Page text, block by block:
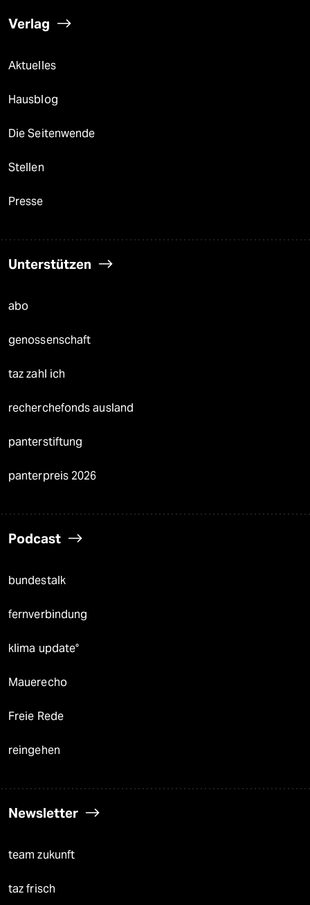
Verlag
Aktuelles
Hausblog
Die Seitenwende
Stellen
Presse
Unterstützen
abo
genossenschaft
taz zahl ich
recherchefonds ausland
panterstiftung
panterpreis 2026
Podcast
bundestalk
fernverbindung
klima update°
Mauerecho
Freie Rede
reingehen
Newsletter
team zukunft
taz frisch